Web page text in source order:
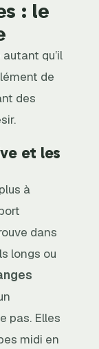
: le
qu’il
de
des
et les
à
dans
longs ou
pas. Elles
midi en